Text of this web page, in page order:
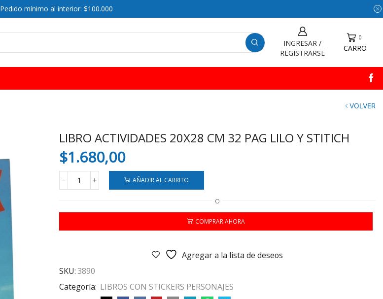
Pedido mínimo al interior: $100.000
INGRESAR /
REGISTRARSE
0
CARRO
VOLVER
LIBRO ACTIVIDADES 20X28 CM 32 PAG LILO Y STITICH
$1.680,00
LIBRO
CM
PAG
cantidad
AÑADIR AL CARRITO
O
COMPRAR AHORA
Agregar a la lista de deseos
SKU:3890
Categoría: LIBROS CON STICKERS PERSONAJES